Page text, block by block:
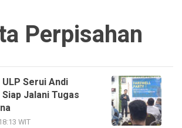
Perpisahan
Serui Andi
Jalani Tugas
WIT